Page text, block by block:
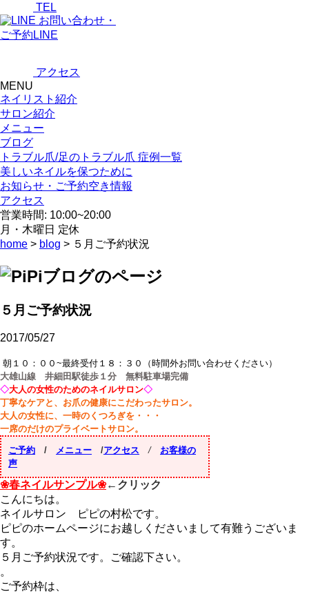
TEL
お問い合わせ・
ご予約LINE
アクセス
MENU
ネイリスト紹介
サロン紹介
メニュー
ブログ
トラブル爪/足のトラブル爪 症例一覧
美しいネイルを保つために
お知らせ・ご予約空き情報
アクセス
営業時間: 10:00~20:00
月・木曜日 定休
home > blog > ５月ご予約状況
５月ご予約状況
2017/05/27
朝１０：００~最終受付１８：３０（時間外お問い合わせください）
大雄山線 井細田駅徒歩１分 無料駐車場完備
◇大人の女性のためのネイルサロン◇
丁寧なケアと、お爪の健康にこだわったサロン。
大人の女性に、一時のくつろぎを・・・
一席のだけのプライベートサロン。
ご予約 / メニュー /アクセス / お客様の
声
❀春ネイルサンプル❀←クリック
こんにちは。
ネイルサロン ピピの村松です。
ピピのホームページにお越しくださいまして有難うございま
す。
５月ご予約状況です。ご確認下さい。
。
ご予約枠は、